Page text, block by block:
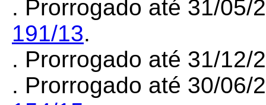
. Prorrogado até 31/05/
191/13.
. Prorrogado até 31/
. Prorrogado até 30/06/